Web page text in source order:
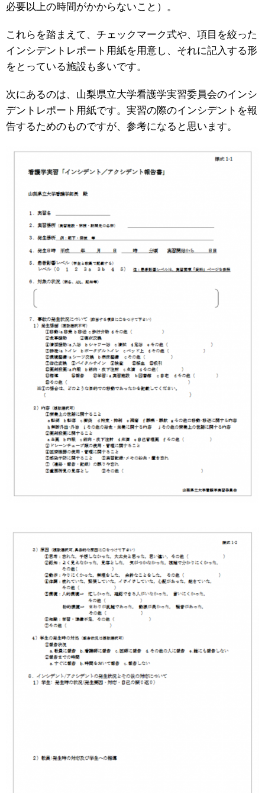
必要以上の時間がかからないこと）。
これらを踏まえて、チェックマーク式や、項目を絞った
インシデントレポート用紙を用意し、それに記入する形
をとっている施設も多いです。
次にあるのは、山梨県立大学看護学実習委員会のインシ
デントレポート用紙です。実習の際のインシデントを報
告するためのものですが、参考になると思います。